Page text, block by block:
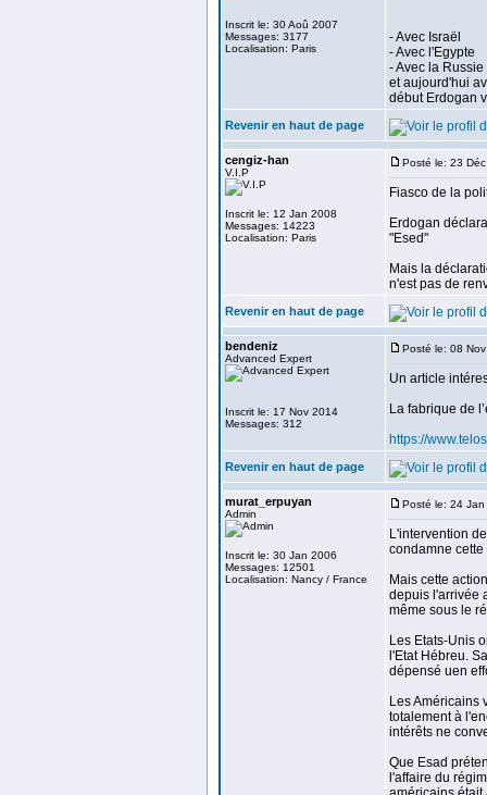
Inscrit le: 30 Aoû 2007
Messages: 3177
Localisation: Paris
- Avec Israël
- Avec l'Egypte
- Avec la Russie
et aujourd'hui
début Erdogan
Revenir en haut de page
cengiz-han
V.I.P
Inscrit le: 12 Jan 2008
Messages: 14223
Localisation: Paris
Posté le: 23
Fiasco de la
Erdogan
"Esed"
Mais la
n'est pas de
Revenir en haut de page
bendeniz
Advanced Expert
Inscrit le: 17 Nov 2014
Messages: 312
Posté le: 08
Un article
La fabrique de
https://
Revenir en haut de page
murat_erpuyan
Admin
Inscrit le: 30 Jan 2006
Messages: 12501
Localisation: Nancy / France
Posté le: 24
L'intervention
condamne
Mais cette
depuis l'arrivée
même sous le
Les Etats-Unis
l'Etat Hébreu.
dépensé uen
Les Américains
totalement à
intérêts ne
Que Esad
l'affaire du